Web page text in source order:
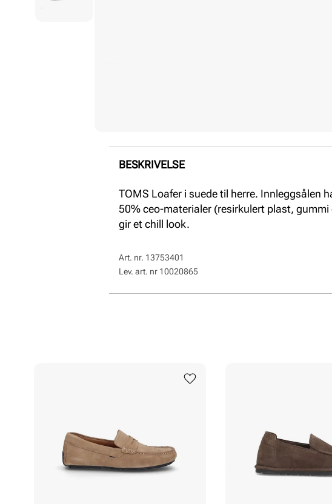
BESKRIVELSE
TOMS Loafer i suede til herre. Innleggsålen
50% ceo-materialer (resirkulert plast,
gir et chill look.
Art. nr. 13753401
Lev. art. nr 10020865